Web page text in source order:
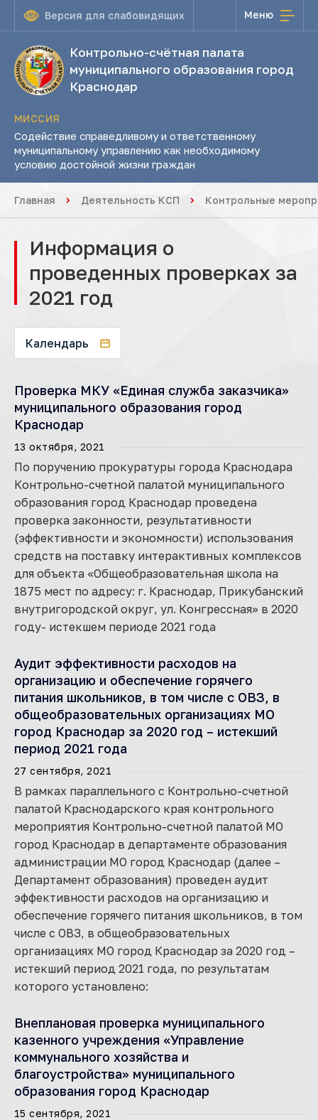
Версия для слабовидящих Меню
Контрольно-счётная палата
муниципального образования город
Краснодар
МИССИЯ
Содействие справедливому и ответственному
муниципальному управлению как необходимому
условию достойной жизни граждан
Главная Деятельность КСП Контрольные
Информация о
проведенных проверках за
2021 год
Календарь
Проверка МКУ «Единая служба заказчика»
муниципального образования город
Краснодар
13 октября, 2021
По поручению прокуратуры города Краснодара
Контрольно-счетной палатой муниципального
образования город Краснодар проведена
проверка законности, результативности
(эффективности и экономности) использования
средств на поставку интерактивных комплексов
для объекта «Общеобразовательная школа на
1875 мест по адресу: г. Краснодар, Прикубанский
внутригородской округ, ул. Конгрессная» в 2020
году- истекшем периоде 2021 года
Аудит эффективности расходов на
организацию и обеспечение горячего
питания школьников, в том числе с ОВЗ, в
общеобразовательных организациях МО
город Краснодар за 2020 год – истекший
период 2021 года
27 сентября, 2021
В рамках параллельного с Контрольно-счетной
палатой Краснодарского края контрольного
мероприятия Контрольно-счетной палатой МО
город Краснодар в департаменте образования
администрации МО город Краснодар (далее –
Департамент образования) проведен аудит
эффективности расходов на организацию и
обеспечение горячего питания школьников, в том
числе с ОВЗ, в общеобразовательных
организациях МО город Краснодар за 2020 год –
истекший период 2021 года, по результатам
которого установлено:
Внеплановая проверка муниципального
казенного учреждения «Управление
коммунального хозяйства и
благоустройства» муниципального
образования город Краснодар
15 сентября, 2021